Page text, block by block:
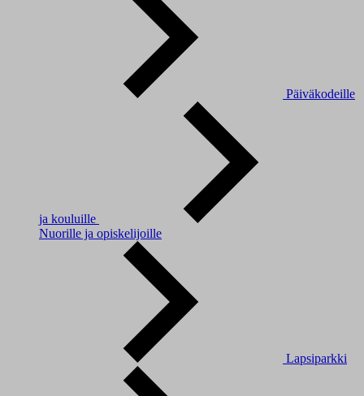
Päiväkodeille
ja kouluille
Nuorille ja opiskelijoille
Lapsiparkki